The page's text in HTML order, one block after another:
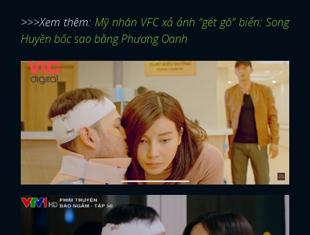
>>>Xem thêm: Mỹ nhân VFC xả ảnh “gét gô” biển: Song
Huyền bốc sao bằng Phương Oanh